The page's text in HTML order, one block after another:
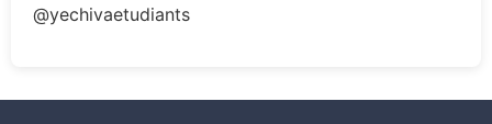
@yechivaetudiants